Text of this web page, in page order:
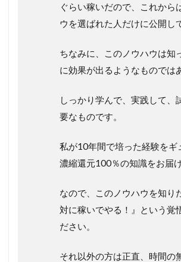
ぐらい稼いだので、これから
ウを選ばれた人だけに公開し
ちなみに、このノウハウは知
に効果が出るようなものでは
しっかり学んで、実践して、
要なものです。
私が10年間で培った経験をギ
濃縮還元100％の知識をお届け
なので、このノウハウを知り
対に稼いでやる！』という覚
ださい。
それ以外の方は正直、時間の